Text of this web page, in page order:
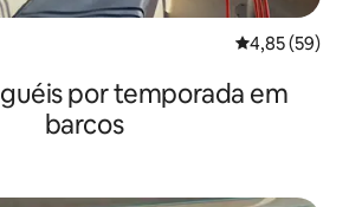
4,85 de uma
4,85 (59)
por temporada em
barcos